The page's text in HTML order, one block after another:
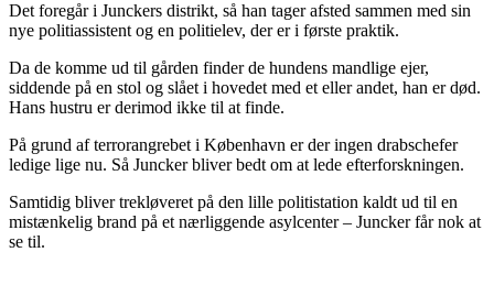
Det foregår i Junckers distrikt, så han tager afsted sammen med sin
nye politiassistent og en politielev, der er i første praktik.
Da de komme ud til gården finder de hundens mandlige ejer,
siddende på en stol og slået i hovedet med et eller andet, han er død.
Hans hustru er derimod ikke til at finde.
På grund af terrorangrebet i København er der ingen drabschefer
ledige lige nu. Så Juncker bliver bedt om at lede efterforskningen.
Samtidig bliver trekløveret på den lille politistation kaldt ud til en
mistænkelig brand på et nærliggende asylcenter – Juncker får nok at
se til.